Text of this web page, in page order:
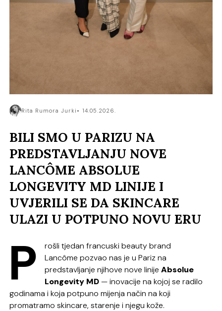
Rita Rumora Jurki 14.05.2026.
BILI SMO U PARIZU NA
PREDSTAVLJANJU NOVE
LANCÔME ABSOLUE
LONGEVITY MD LINIJE I
UVJERILI SE DA SKINCARE
ULAZI U POTPUNO NOVU ERU
P
rošli tjedan francuski beauty brand
Lancôme pozvao nas je u Pariz na
predstavljanje njihove nove linijeAbsolue
Longevity MD— inovacije na kojoj se radilo
godinama i koja potpuno mijenja način na koji
promatramo skincare, starenje i njegu kože.